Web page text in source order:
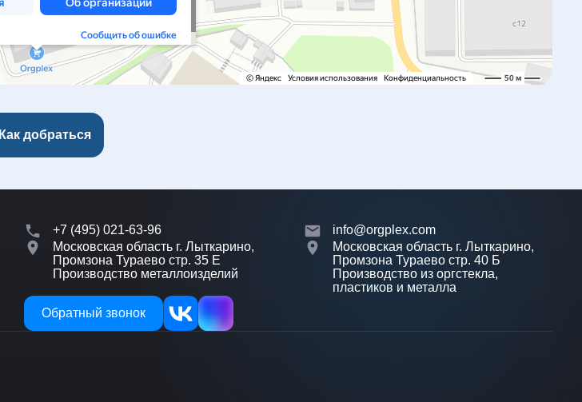
Как добраться
+7 (495) 021-63-96
Московская область г. Лыткарино,
Промзона Тураево стр. 35 Е
Производство металлоизделий
info@orgplex.com
Московская область г. Лыткарино,
Промзона Тураево стр. 40 Б
Производство из оргстекла,
пластиков и металла
Обратный звонок